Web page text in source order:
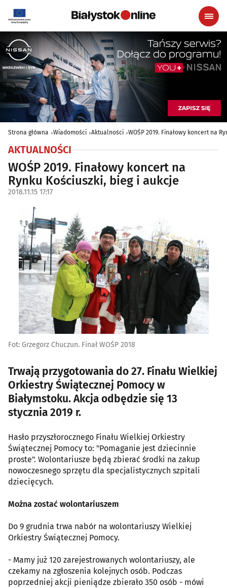
Strona główna Wiadomości Aktualności WOŚP 2019. Finałowy koncert na
AKTUALNOŚCI
WOŚP 2019. Finałowy koncert na
Rynku Kościuszki, bieg i aukcje
2018.11.15 17:17
Fot: Grzegorz Chuczun. Finał WOŚP 2018
Trwają przygotowania do 27. Finału Wielkiej
Orkiestry Świątecznej Pomocy w
Białymstoku. Akcja odbędzie się 13
stycznia 2019 r.
Hasło przyszłorocznego Finału Wielkiej Orkiestry
Świątecznej Pomocy to: "Pomaganie jest dziecinnie
proste". Wolontariusze będą zbierać środki na zakup
nowoczesnego sprzętu dla specjalistycznych szpitali
dziecięcych.
Można zostać wolontariuszem
Do 9 grudnia trwa nabór na wolontariuszy Wielkiej
Orkiestry Świątecznej Pomocy.
- Mamy już 120 zarejestrowanych wolontariuszy, ale
czekamy na zgłoszenia kolejnych osób. Podczas
poprzedniej akcji pieniądze zbierało 350 osób - mówi